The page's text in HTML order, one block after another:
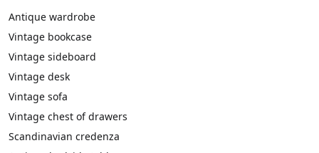
Antique wardrobe
Vintage bookcase
Vintage sideboard
Vintage desk
Vintage sofa
Vintage chest of drawers
Scandinavian credenza